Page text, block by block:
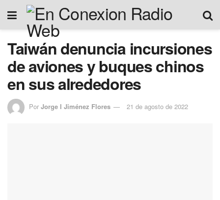
Taiwán denuncia incursiones
de aviones y buques chinos
en sus alrededores
Por Jorge I Jiménez Flores 21 de agosto de 2022